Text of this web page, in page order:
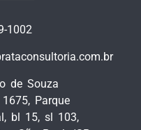
1002
de Souza
1675, Parque
bl 15, sl 103,